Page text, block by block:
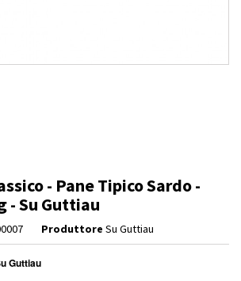
- Pane Tipico Sardo -
- Su Guttiau
Produttore Su Guttiau
Guttiau